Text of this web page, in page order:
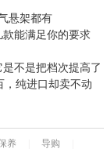
悬架都有
能满足你的要求
不是把档次提高了
，纯进口却卖不动
养 导购